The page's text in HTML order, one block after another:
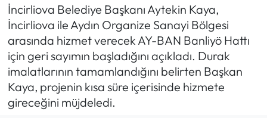
İncirliova Belediye Başkanı Aytekin Kaya,
İncirliova ile Aydın Organize Sanayi Bölgesi
arasında hizmet verecek AY-BAN Banliyö Hattı
için geri sayımın başladığını açıkladı. Durak
imalatlarının tamamlandığını belirten Başkan
Kaya, projenin kısa süre içerisinde hizmete
gireceğini müjdeledi.
GÜNDEM
MAGAZİN
SAĞLIK
SİYASET
Haber Arşivi